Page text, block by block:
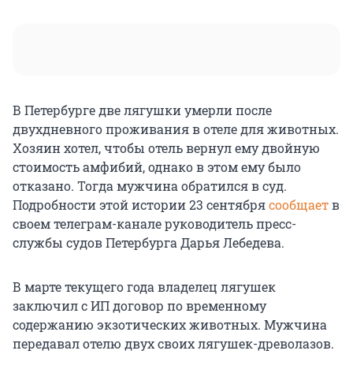
В Петербурге две лягушки умерли после
двухдневного проживания в отеле для животных.
Хозяин хотел, чтобы отель вернул ему двойную
стоимость амфибий, однако в этом ему было
отказано. Тогда мужчина обратился в суд.
Подробности этой истории 23 сентябрясообщаетв
своем телеграм-канале руководитель пресс-
службы судов Петербурга Дарья Лебедева.
В марте текущего года владелец лягушек
заключил с ИП договор по временному
содержанию экзотических животных. Мужчина
передавал отелю двух своих лягушек-древолазов.